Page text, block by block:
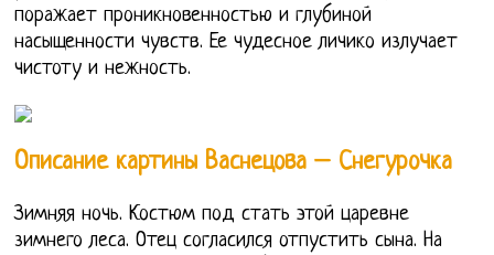
поражает проникновенностью и глубиной
насыщенности чувств. Ее чудесное личико излучает
чистоту и нежность.
Описание картины Васнецова – Снегурочка
Зимняя ночь. Костюм под стать этой царевне
зимнего леса. Отец согласился отпустить сына. На